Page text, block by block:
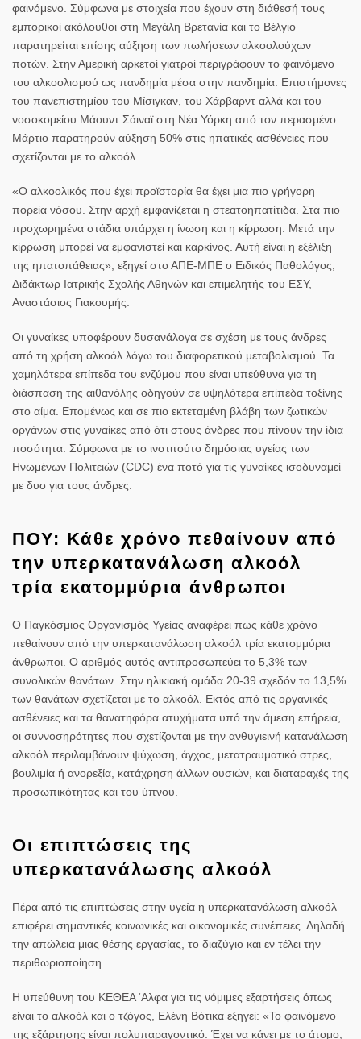
φαινόμενο. Σύμφωνα με στοιχεία που έχουν στη διάθεσή τους
εμπορικοί ακόλουθοι στη Μεγάλη Βρετανία και το Βέλγιο
παρατηρείται επίσης αύξηση των πωλήσεων αλκοολούχων
ποτών. Στην Αμερική αρκετοί γιατροί περιγράφουν το φαινόμενο
του αλκοολισμού ως πανδημία μέσα στην πανδημία. Επιστήμονες
του πανεπιστημίου του Μίσιγκαν, του Χάρβαρντ αλλά και του
νοσοκομείου Μάουντ Σάιναϊ στη Νέα Υόρκη από τον περασμένο
Μάρτιο παρατηρούν αύξηση 50% στις ηπατικές ασθένειες που
σχετίζονται με το αλκοόλ.
«Ο αλκοολικός που έχει προϊστορία θα έχει μια πιο γρήγορη
πορεία νόσου. Στην αρχή εμφανίζεται η στεατοηπατίτιδα. Στα πιο
προχωρημένα στάδια υπάρχει η ίνωση και η κίρρωση. Μετά την
κίρρωση μπορεί να εμφανιστεί και καρκίνος. Αυτή είναι η εξέλιξη
της ηπατοπάθειας», εξηγεί στο ΑΠΕ-ΜΠΕ ο Ειδικός Παθολόγος,
Διδάκτωρ Ιατρικής Σχολής Αθηνών και επιμελητής του ΕΣΥ,
Αναστάσιος Γιακουμής.
Οι γυναίκες υποφέρουν δυσανάλογα σε σχέση με τους άνδρες
από τη χρήση αλκοόλ λόγω του διαφορετικού μεταβολισμού. Τα
χαμηλότερα επίπεδα του ενζύμου που είναι υπεύθυνα για τη
διάσπαση της αιθανόλης οδηγούν σε υψηλότερα επίπεδα τοξίνης
στο αίμα. Επομένως και σε πιο εκτεταμένη βλάβη των ζωτικών
οργάνων στις γυναίκες από ότι στους άνδρες που πίνουν την ίδια
ποσότητα. Σύμφωνα με το ινστιτούτο δημόσιας υγείας των
Ηνωμένων Πολιτειών (CDC) ένα ποτό για τις γυναίκες ισοδυναμεί
με δυο για τους άνδρες.
ΠΟΥ: Κάθε χρόνο πεθαίνουν από
την υπερκατανάλωση αλκοόλ
τρία εκατομμύρια άνθρωποι
Ο Παγκόσμιος Οργανισμός Υγείας αναφέρει πως κάθε χρόνο
πεθαίνουν από την υπερκατανάλωση αλκοόλ τρία εκατομμύρια
άνθρωποι. Ο αριθμός αυτός αντιπροσωπεύει το 5,3% των
συνολικών θανάτων. Στην ηλικιακή ομάδα 20-39 σχεδόν το 13,5%
των θανάτων σχετίζεται με το αλκοόλ. Εκτός από τις οργανικές
ασθένειες και τα θανατηφόρα ατυχήματα υπό την άμεση επήρεια,
οι συννοσηρότητες που σχετίζονται με την ανθυγιεινή κατανάλωση
αλκοόλ περιλαμβάνουν ψύχωση, άγχος, μετατραυματικό στρες,
βουλιμία ή ανορεξία, κατάχρηση άλλων ουσιών, και διαταραχές της
προσωπικότητας και του ύπνου.
Οι επιπτώσεις της
υπερκατανάλωσης αλκοόλ
Πέρα από τις επιπτώσεις στην υγεία η υπερκατανάλωση αλκοόλ
επιφέρει σημαντικές κοινωνικές και οικονομικές συνέπειες. Δηλαδή
την απώλεια μιας θέσης εργασίας, το διαζύγιο και εν τέλει την
περιθωριοποίηση.
Η υπεύθυνη του ΚΕΘΕΑ ‘Αλφα για τις νόμιμες εξαρτήσεις όπως
είναι το αλκοόλ και ο τζόγος, Ελένη Βότικα εξηγεί: «Το φαινόμενο
της εξάρτησης είναι πολυπαραγοντικό. Έχει να κάνει με το άτομο,